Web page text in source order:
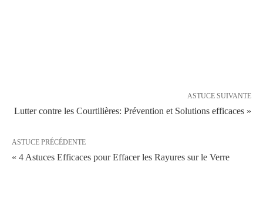
ASTUCE SUIVANTE
Lutter contre les Courtilières: Prévention et Solutions efficaces »
ASTUCE PRÉCÉDENTE
« 4 Astuces Efficaces pour Effacer les Rayures sur le Verre